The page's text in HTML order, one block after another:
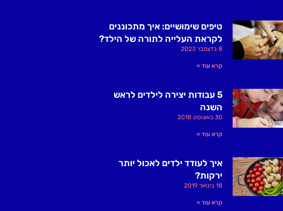
טיפים שימושיים: איך מתכוננים
לקראת העלייה לתורה של הילד?
8 בדצמבר 2023
קרא עוד »
5 עבודות יצירה לילדים לראש
השנה
30 באוגוסט 2018
קרא עוד »
איך לעודד ילדים לאכול יותר
ירקות?
18 בינואר 2019
קרא עוד »